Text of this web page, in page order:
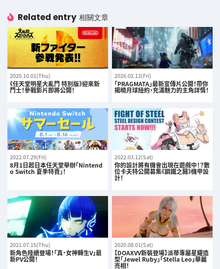
Related entry 相關文章
2020.10.01(Thu)
《任天堂明星大亂鬥 特別版》迎來新
鬥士！參戰影片即將公開！
2026.02.13(Fri)
「PRAGMATA」最新宣傳片公開！帶你
揭曉月球紐約，充滿魅力的主角詳情！
2022.07.29(Fri)
8月1日起日本任天堂舉辦「Nintend
o Switch 夏季特賣」！
2022.03.12(Sat)
你的設計將有機會出現在遊戲中！？數
位卡夫特公開募集《鋼鐵之鬪》機甲設
計！
2021.07.15(Thu)
新角色陸續登場！「真・女神轉生V」最
新PV公開！
2020.08.01(Sat)
【DOAXVV新裝登場】派蒂專屬星耀造
型「Jewel Ruby」「Stella Leo」華麗
亮相！